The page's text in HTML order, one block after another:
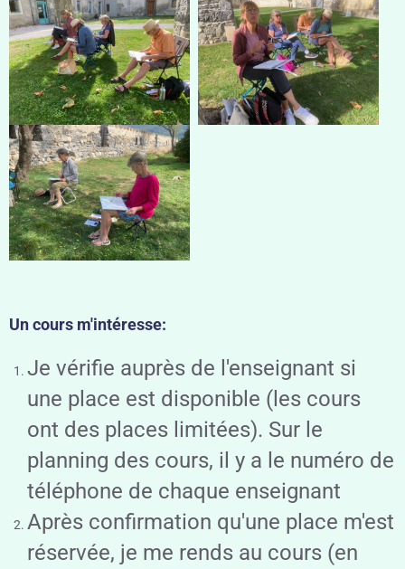
Un cours m'intéresse:
Je vérifie auprès de l'enseignant si
une place est disponible (les cours
ont des places limitées). Sur le
planning des cours, il y a le numéro de
téléphone de chaque enseignant
Après confirmation qu'une place m'est
réservée, je me rends au cours (en